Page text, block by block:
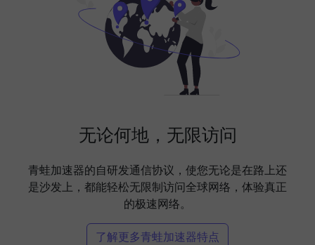
无论何地，无限访问
青蛙加速器的自研发通信协议，使您无论是在路上还
是沙发上，都能轻松无限制访问全球网络，体验真正
的极速网络。
了解更多青蛙加速器特点